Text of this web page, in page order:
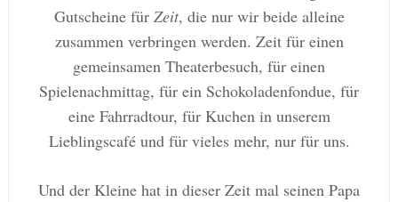
Gutscheine für Zeit, die nur wir beide alleine
zusammen verbringen werden. Zeit für einen
gemeinsamen Theaterbesuch, für einen
Spielenachmittag, für ein Schokoladenfondue, für
eine Fahrradtour, für Kuchen in unserem
Lieblingscafé und für vieles mehr, nur für uns.
Und der Kleine hat in dieser Zeit mal seinen Papa